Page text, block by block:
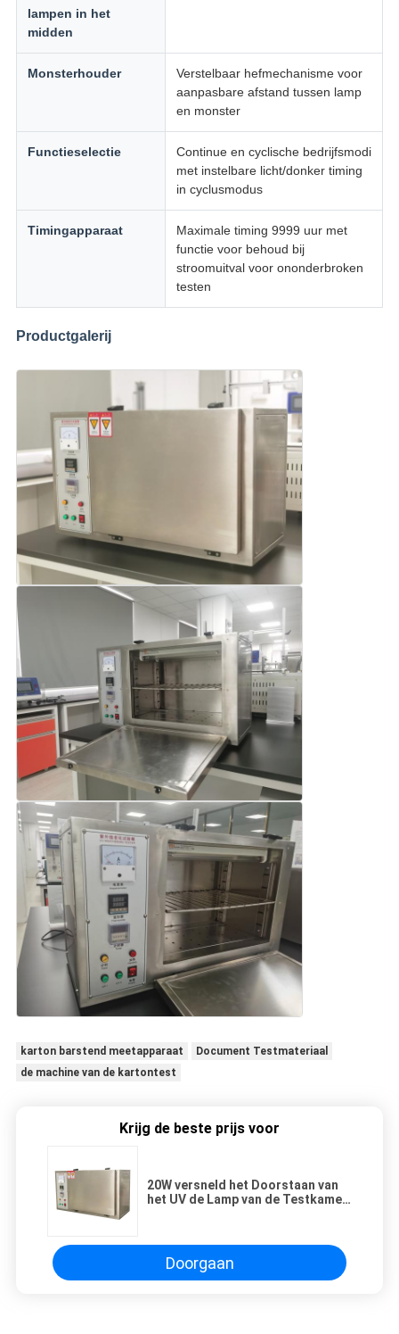
lampen in het
midden
Monsterhouder
Verstelbaar hefmechanisme voor
aanpasbare afstand tussen lamp
en monster
Functieselectie
Continue en cyclische bedrijfsmodi
met instelbare licht/donker timing
in cyclusmodus
Timingapparaat
Maximale timing 9999 uur met
functie voor behoud bij
stroomuitval voor ononderbroken
testen
Productgalerij
karton barstend meetapparaat
Document Testmateriaal
de machine van de kartontest
Krijg de beste prijs voor
20W versneld het Doorstaan van
het UV de Lamp van de Testkamer
Doorgaan